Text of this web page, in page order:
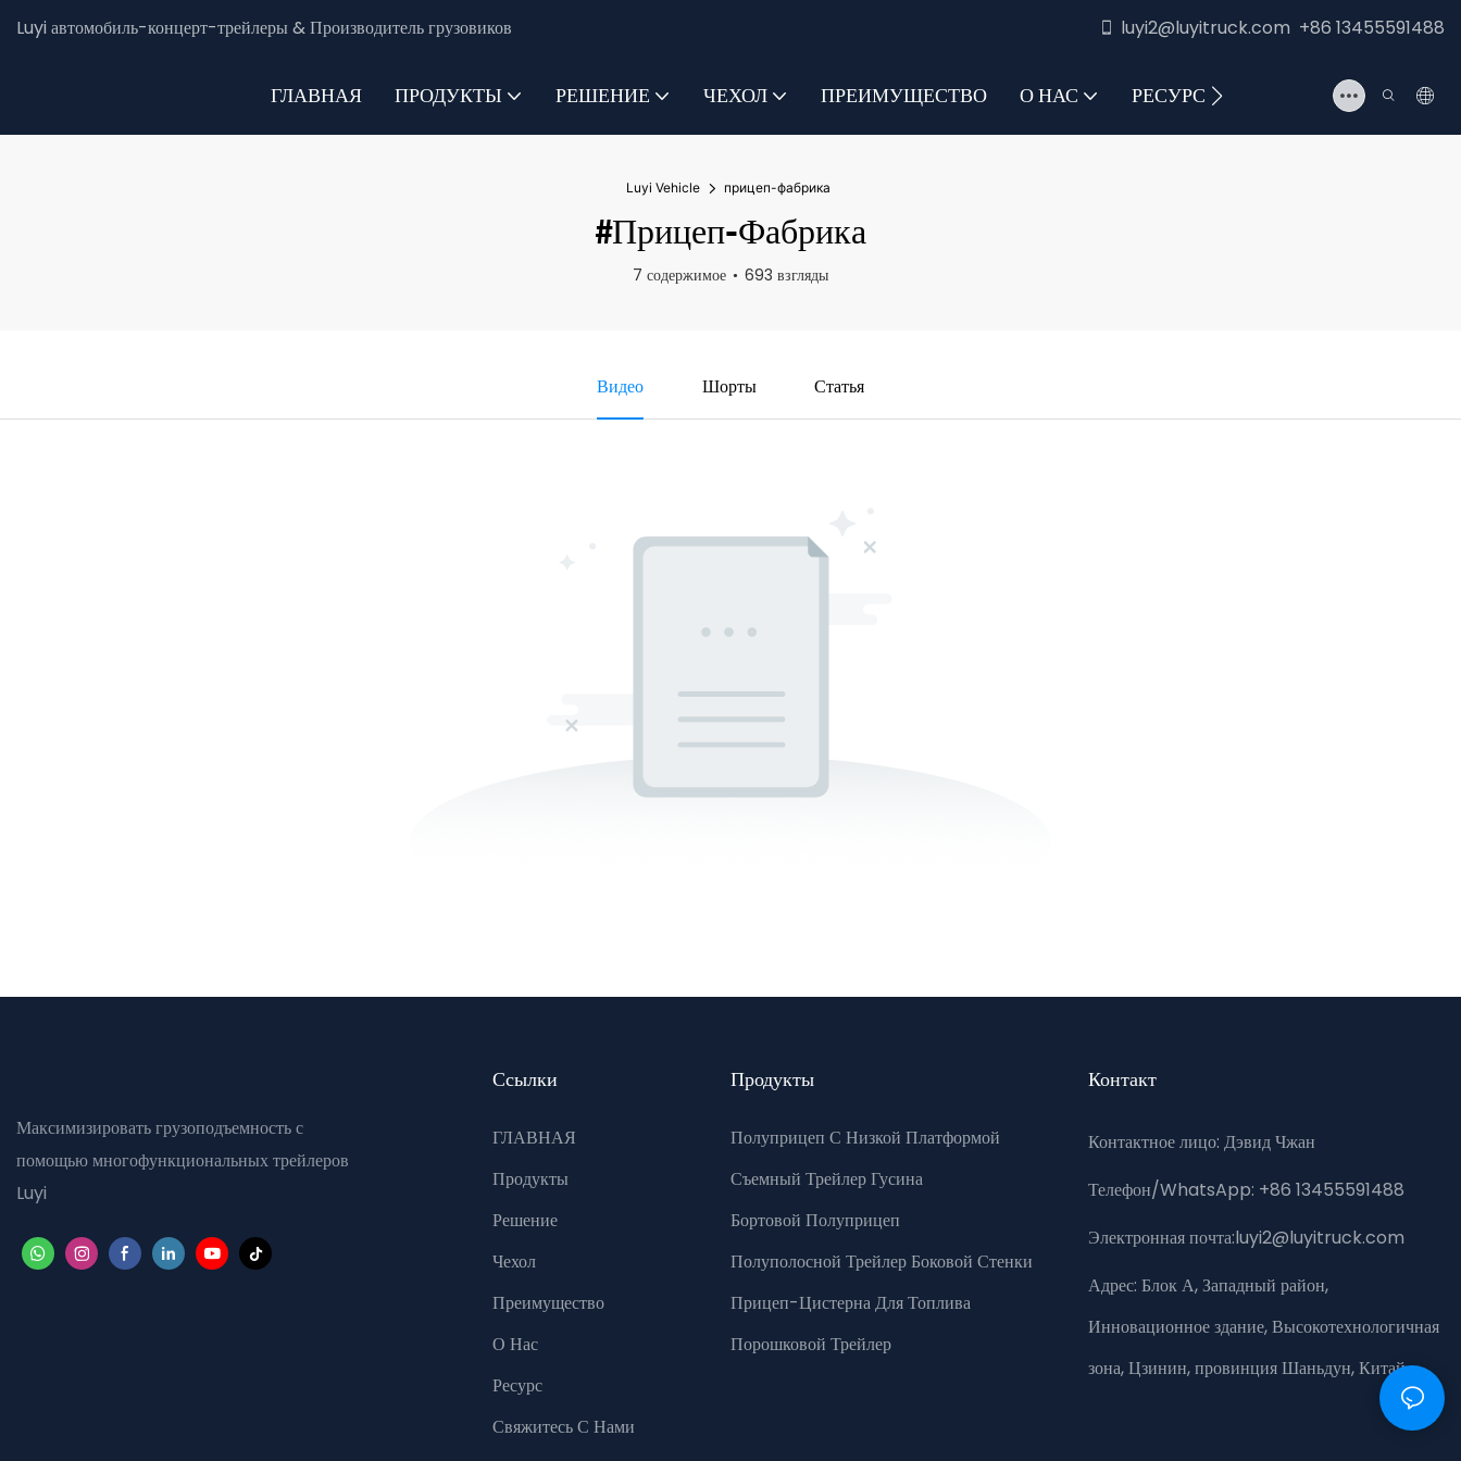
Luyi автомобиль-концерт-трейлеры & Производитель грузовиков luyi2@luyitruck.com +86 13455591488
ГЛАВНАЯ ПРОДУКТЫ РЕШЕНИЕ ЧЕХОЛ ПРЕИМУЩЕСТВО О НАС РЕСУРС СВЯЖИТЕСЬ С НАМИ
Luyi Vehicle прицеп-фабрика
#прицеп-Фабрика
7 содержимое 693 взгляды
Видео Шорты Статья
Максимизировать грузоподъемность с
помощью многофункциональных трейлеров
Luyi
Ссылки
ГЛАВНАЯ
Продукты
Решение
Чехол
Преимущество
О Нас
Ресурс
Свяжитесь С Нами
Продукты
Полуприцеп С Низкой Платформой
Съемный Трейлер Гусина
Бортовой Полуприцеп
Полуполосной Трейлер Боковой Стенки
Прицеп-Цистерна Для Топлива
Порошковой Трейлер
Контакт
Контактное лицо: Дэвид Чжан
Телефон/WhatsApp: +86 13455591488
Электронная почта:luyi2@luyitruck.com
Адрес: Блок А, Западный район,
Инновационное здание, Высокотехнологичная
зона, Цзинин, провинция Шаньдун, Китай.